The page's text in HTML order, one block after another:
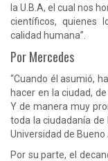
la U.B.A, el cual nos
científicos, quienes
calidad humana”.
Por Mercedes
“Cuando él asumió,
hacer en la ciudad,
Y de manera muy
toda la ciudadanía de
Universidad de Bueno
Por su parte, el